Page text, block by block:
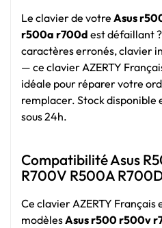
Le clavier de votre Asus
r500a r700d est défaillant
caractères erronés, clavier
— ce clavier AZERTY
idéale pour réparer votre
remplacer. Stock disponible
sous 24h.
Compatibilité Asus
R700V R500A
Ce clavier AZERTY
modèlesAsus r500 r500v